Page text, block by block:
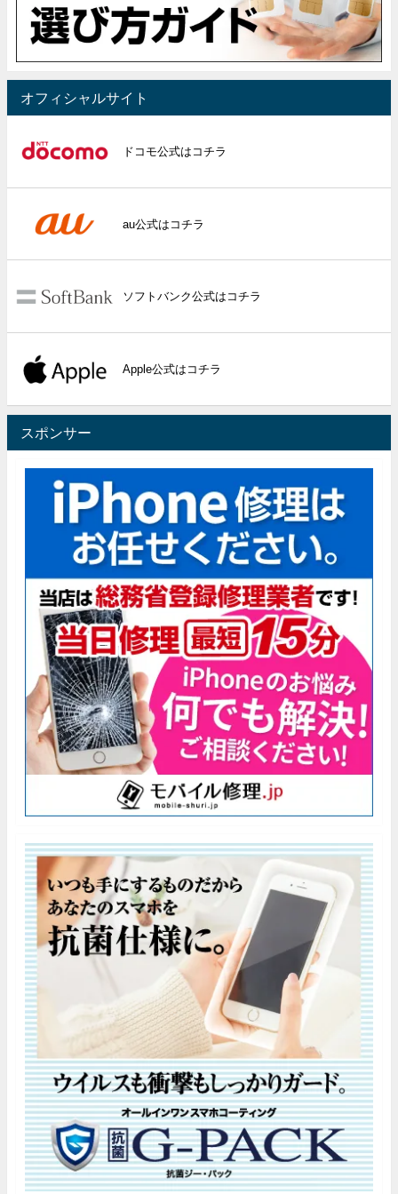
オフィシャルサイト
ドコモ公式はコチラ
au公式はコチラ
ソフトバンク公式はコチラ
Apple公式はコチラ
スポンサー